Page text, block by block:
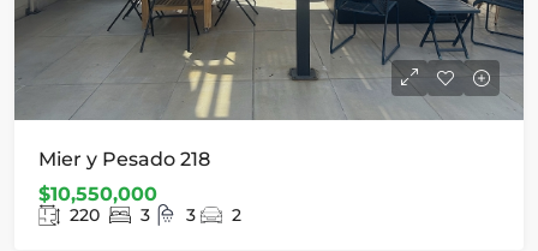
Mier y Pesado 218
$10,550,000
220 3 3 2